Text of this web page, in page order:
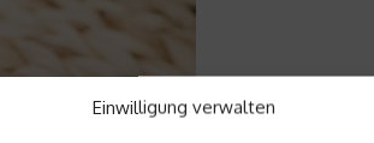
Einwilligung verwalten